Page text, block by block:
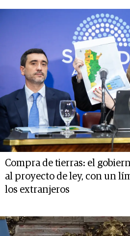
Compra de tierras: el
al proyecto de ley, con un
los extranjeros